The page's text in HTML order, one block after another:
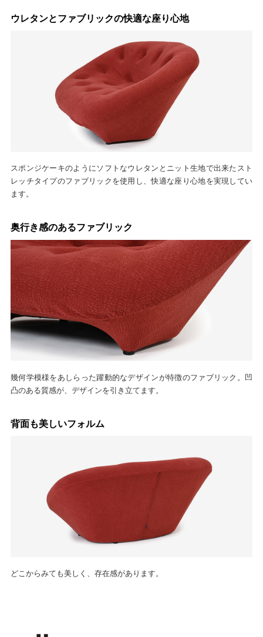
ウレタンとファブリックの快適な座り心地
スポンジケーキのようにソフトなウレタンとニット生地で出来たスト
レッチタイプのファブリックを使用し、快適な座り心地を実現してい
ます。
奥行き感のあるファブリック
幾何学模様をあしらった躍動的なデザインが特徴のファブリック。凹
凸のある質感が、デザインを引き立てます。
背面も美しいフォルム
どこからみても美しく、存在感があります。